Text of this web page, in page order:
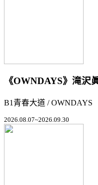
《OWNDAYS》滝沢
B1青春大道 / OWNDAYS
2026.08.07~2026.09.30